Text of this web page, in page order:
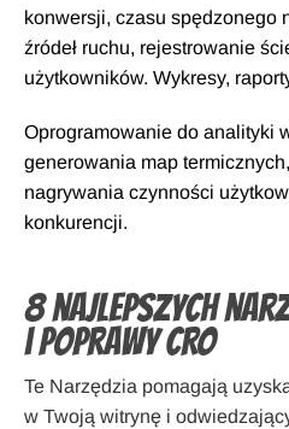
konwersji, czasu spędzonego
źródeł ruchu, rejestrowanie
użytkowników. Wykresy,
Oprogramowanie do analityki
generowania map
nagrywania czynności
konkurencji.
8 najlepszych
i poprawy CRO
Te Narzędzia pomagają
w Twoją witrynę i